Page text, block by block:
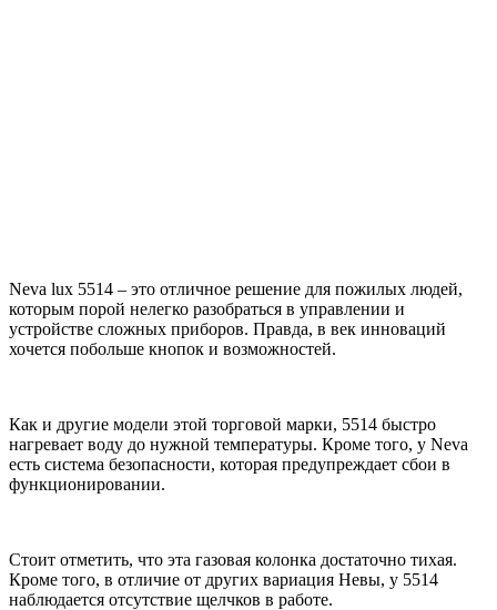
Neva lux 5514 – это отличное решение для пожилых людей,
которым порой нелегко разобраться в управлении и
устройстве сложных приборов. Правда, в век инноваций
хочется побольше кнопок и возможностей.
Как и другие модели этой торговой марки, 5514 быстро
нагревает воду до нужной температуры. Кроме того, у Neva
есть система безопасности, которая предупреждает сбои в
функционировании.
Стоит отметить, что эта газовая колонка достаточно тихая.
Кроме того, в отличие от других вариация Невы, у 5514
наблюдается отсутствие щелчков в работе.